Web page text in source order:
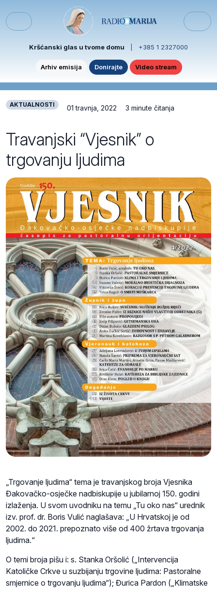
Menu
Kršćanski glas u tvome domu +385 1 2327000
Arhiv emisija Donirajte Video stream
AKTUALNOSTI 01 travnja, 2022 3 minute čitanja
Travanjski “Vjesnik” o
trgovanju ljudima
„Trgovanje ljudima“ tema je travanjskog broja Vjesnika
Đakovačko-osječke nadbiskupije u jubilarnoj 150. godini
izlaženja. U svom uvodniku na temu „Tu oko nas“ urednik
izv. prof. dr. Boris Vulić naglašava: „U Hrvatskoj je od
2002. do 2021. prepoznato više od 400 žrtava trgovanja
ljudima.“
O temi broja pišu i: s. Stanka Oršolić („Intervencija
Katoličke Crkve u suzbijanju trgovine ljudima: Pastoralne
smjernice o trgovanju ljudima“); Đurica Pardon („Klimatske